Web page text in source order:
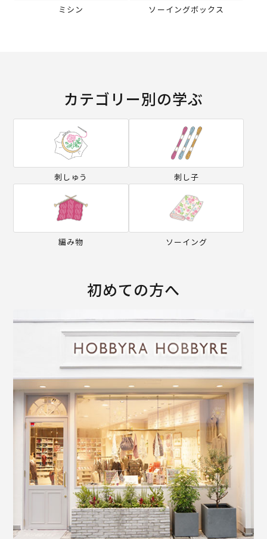
ミシン ソーイングボックス
カテゴリー別の学ぶ
刺しゅう 刺し子
編み物 ソーイング
初めての方へ